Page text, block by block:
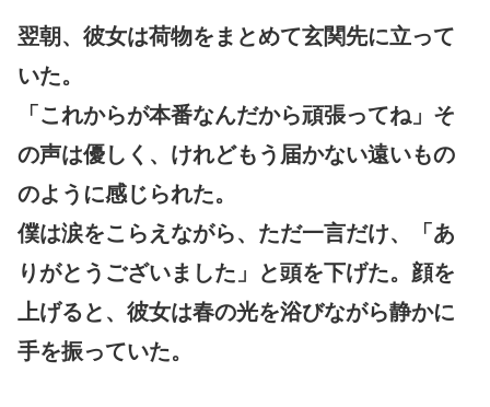
翌朝、彼女は荷物をまとめて玄関先に立って
いた。
「これからが本番なんだから頑張ってね」そ
の声は優しく、けれどもう届かない遠いもの
のように感じられた。
僕は涙をこらえながら、ただ一言だけ、「あ
りがとうございました」と頭を下げた。顔を
上げると、彼女は春の光を浴びながら静かに
手を振っていた。